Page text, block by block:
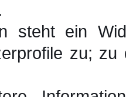
steht ein
zu; zu